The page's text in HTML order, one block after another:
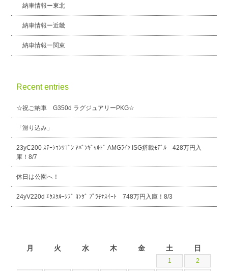
納車情報ー東北
納車情報ー近畿
納車情報ー関東
Recent entries
☆祝ご納車 G350d ラグジュアリーPKG☆
「滑り込み」
23yC200 ｽﾃｰｼｮﾝﾜｺﾞﾝ ｱﾊﾞﾝｷﾞｬﾙﾄﾞ AMGﾗｲﾝ ISG搭載ﾓﾃﾞﾙ 428万円入
庫！8/7
休日は公園へ！
24yV220d ｴｸｽｸﾙｰｼﾌﾞ ﾛﾝｸﾞ ﾌﾟﾗﾁﾅｽｲｰﾄ 748万円入庫！8/3
月 火 水 木 金 土 日
1 2